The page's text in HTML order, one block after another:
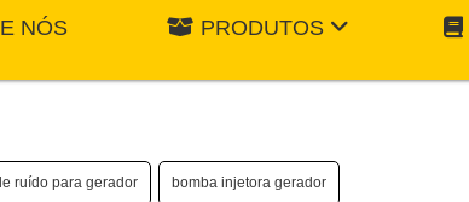
NÓS PRODUTOS
ruído para gerador bomba injetora gerador